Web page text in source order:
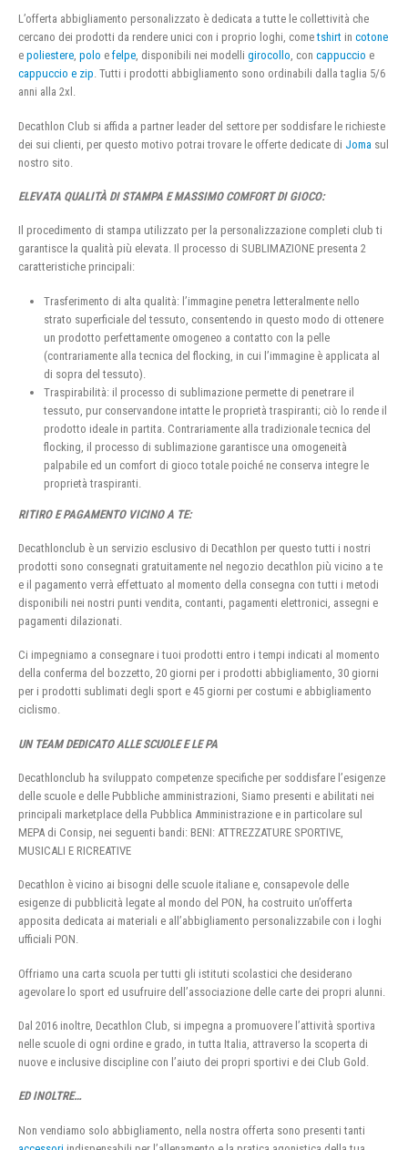
L’offerta abbigliamento personalizzato è dedicata a tutte le collettività che
cercano dei prodotti da rendere unici con i proprio loghi, cometshirt in cotone
e poliestere, polo e felpe, disponibili nei modelli girocollo, con cappuccio e
cappuccio e zip. Tutti i prodotti abbigliamento sono ordinabili dalla taglia 5/6
anni alla 2xl.
Decathlon Club si affida a partner leader del settore per soddisfare le richieste
dei sui clienti, per questo motivo potrai trovare le offerte dedicate di Joma sul
nostro sito.
ELEVATA QUALITÀ DI STAMPA E MASSIMO COMFORT DI GIOCO:
Il procedimento di stampa utilizzato per la personalizzazione completi club ti
garantisce la qualità più elevata. Il processo di SUBLIMAZIONE presenta 2
caratteristiche principali:
Trasferimento di alta qualità: l’immagine penetra letteralmente nello
strato superficiale del tessuto, consentendo in questo modo di ottenere
un prodotto perfettamente omogeneo a contatto con la pelle
(contrariamente alla tecnica del flocking, in cui l’immagine è applicata al
di sopra del tessuto).
Traspirabilità: il processo di sublimazione permette di penetrare il
tessuto, pur conservandone intatte le proprietà traspiranti; ciò lo rende il
prodotto ideale in partita. Contrariamente alla tradizionale tecnica del
flocking, il processo di sublimazione garantisce una omogeneità
palpabile ed un comfort di gioco totale poiché ne conserva integre le
proprietà traspiranti.
RITIRO E PAGAMENTO VICINO A TE:
Decathlonclub è un servizio esclusivo di Decathlon per questo tutti i nostri
prodotti sono consegnati gratuitamente nel negozio decathlon più vicino a te
e il pagamento verrà effettuato al momento della consegna con tutti i metodi
disponibili nei nostri punti vendita, contanti, pagamenti elettronici, assegni e
pagamenti dilazionati.
Ci impegniamo a consegnare i tuoi prodotti entro i tempi indicati al momento
della conferma del bozzetto, 20 giorni per i prodotti abbigliamento, 30 giorni
per i prodotti sublimati degli sport e 45 giorni per costumi e abbigliamento
ciclismo.
UN TEAM DEDICATO ALLE SCUOLE E LE PA
Decathlonclub ha sviluppato competenze specifiche per soddisfare l’esigenze
delle scuole e delle Pubbliche amministrazioni, Siamo presenti e abilitati nei
principali marketplace della Pubblica Amministrazione e in particolare sul
MEPA di Consip, nei seguenti bandi: BENI: ATTREZZATURE SPORTIVE,
MUSICALI E RICREATIVE
Decathlon è vicino ai bisogni delle scuole italiane e, consapevole delle
esigenze di pubblicità legate al mondo del PON, ha costruito un’offerta
apposita dedicata ai materiali e all’abbigliamento personalizzabile con i loghi
ufficiali PON.
Offriamo una carta scuola per tutti gli istituti scolastici che desiderano
agevolare lo sport ed usufruire dell’associazione delle carte dei propri alunni.
Dal 2016 inoltre, Decathlon Club, si impegna a promuovere l’attività sportiva
nelle scuole di ogni ordine e grado, in tutta Italia, attraverso la scoperta di
nuove e inclusive discipline con l’aiuto dei propri sportivi e dei Club Gold.
ED INOLTRE…
Non vendiamo solo abbigliamento, nella nostra offerta sono presenti tanti